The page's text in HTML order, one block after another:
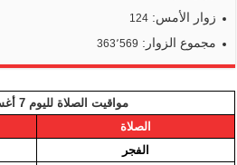
زوار الأمس:124
مجموع الزوار: 363٬569
مواقيت الصلاة لليوم 7 أغسطس 2026
الصلاة
الفجر